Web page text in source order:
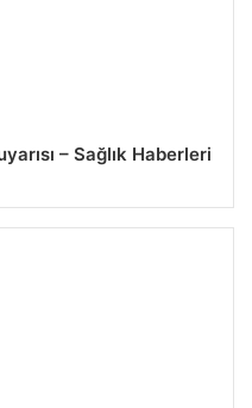
– Sağlık Haberleri